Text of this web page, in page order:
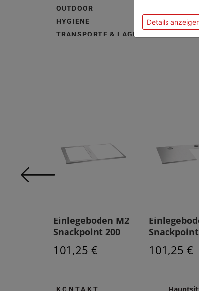
OUTDOOR
HYGIENE
TRANSPORTE & LAGERUNG
Einlegeboden M2
Snackpoint 200
101,25 € 101,25 €
KONTAKT
Details